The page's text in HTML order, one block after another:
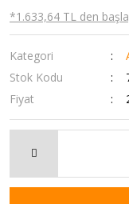
*1.633,64 TL den
Kategori
Stok Kodu
Fiyat